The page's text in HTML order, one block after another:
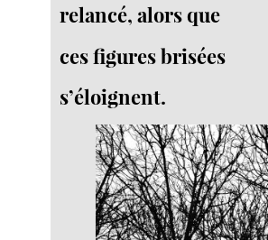
relancé, alors que
ces figures brisées
s’éloignent.